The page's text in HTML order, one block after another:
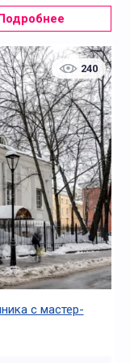
240
с мастер-